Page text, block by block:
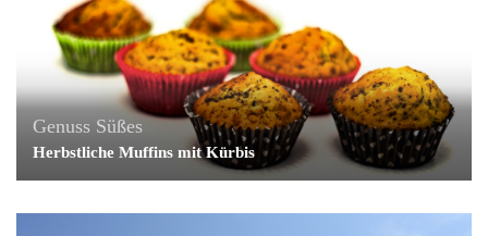
Genuss Süßes
Herbstliche Muffins mit Kürbis